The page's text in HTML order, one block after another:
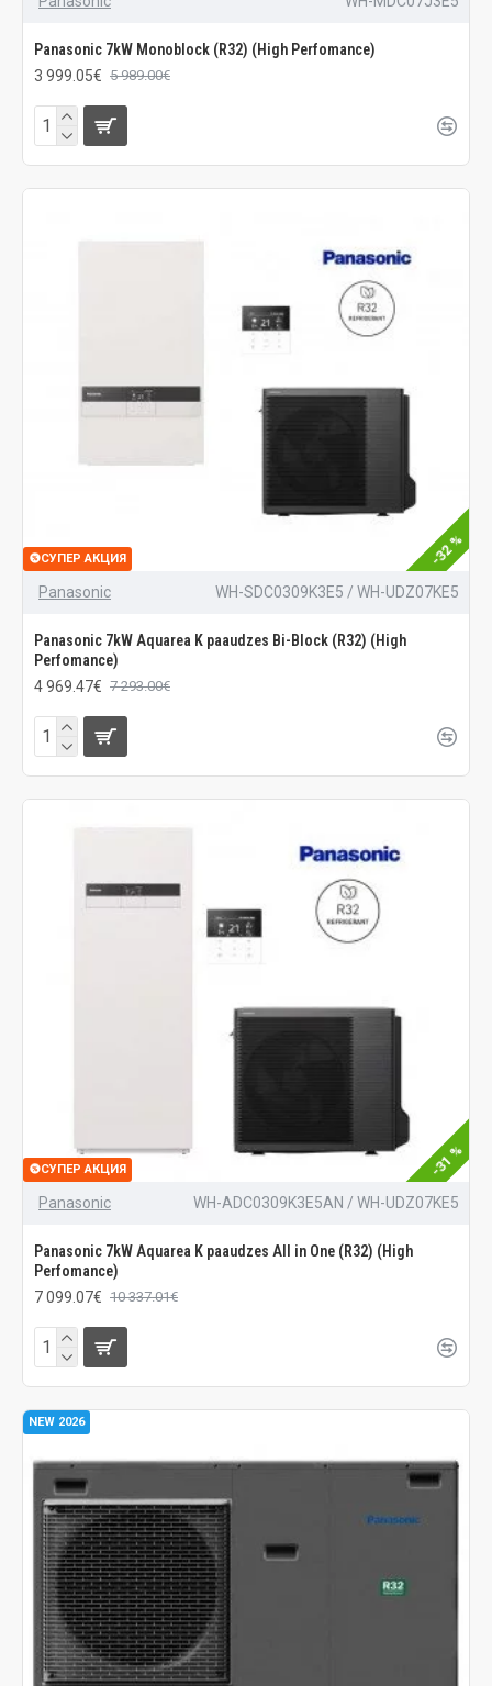
Panasonic 7kW Monoblock (R32) (High Perfomance)
3 999.05€ 5 989.00€
СУПЕР АКЦИЯ -32 %
Panasonic WH-SDC0309K3E5 / WH-UDZ07KE5
Panasonic 7kW Aquarea K paaudzes Bi-Block (R32) (High
Perfomance)
4 969.47€ 7 293.00€
СУПЕР АКЦИЯ -31 %
Panasonic WH-ADC0309K3E5AN / WH-UDZ07KE5
Panasonic 7kW Aquarea K paaudzes All in One (R32) (High
Perfomance)
7 099.07€ 10 337.01€
NEW 2026